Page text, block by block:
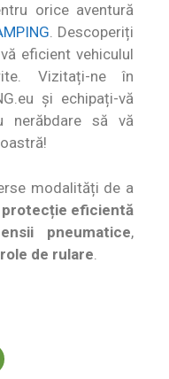
orice aventură
. Descoperiți
eficient vehiculul
Vizitați-ne în
și echipați-vă
nerăbdare să vă
modalități de a
protecție eficientă
pneumatice,
role de rulare